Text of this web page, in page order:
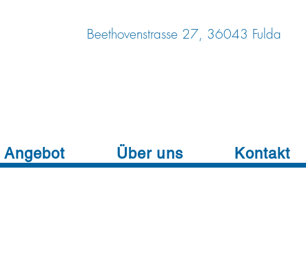
Beethovenstrasse 27, 36043 Fulda
Angebot Über uns Kontakt